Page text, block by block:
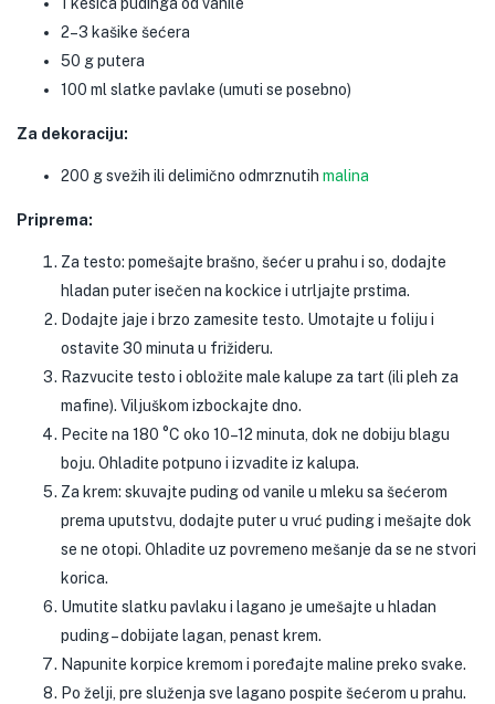
1 kesica pudinga od vanile
2–3 kašike šećera
50 g putera
100 ml slatke pavlake (umuti se posebno)
Za dekoraciju:
200 g svežih ili delimično odmrznutih malina
Priprema:
Za testo: pomešajte brašno, šećer u prahu i so, dodajte
hladan puter isečen na kockice i utrljajte prstima.
Dodajte jaje i brzo zamesite testo. Umotajte u foliju i
ostavite 30 minuta u frižideru.
Razvucite testo i obložite male kalupe za tart (ili pleh za
mafine). Viljuškom izbockajte dno.
Pecite na 180 °C oko 10–12 minuta, dok ne dobiju blagu
boju. Ohladite potpuno i izvadite iz kalupa.
Za krem: skuvajte puding od vanile u mleku sa šećerom
prema uputstvu, dodajte puter u vruć puding i mešajte dok
se ne otopi. Ohladite uz povremeno mešanje da se ne stvori
korica.
Umutite slatku pavlaku i lagano je umešajte u hladan
puding – dobijate lagan, penast krem.
Napunite korpice kremom i poređajte maline preko svake.
Po želji, pre služenja sve lagano pospite šećerom u prahu.